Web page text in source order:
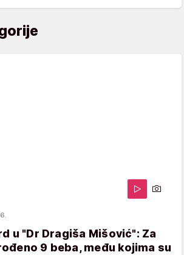
u "Dr Dragiša Mišović": Za
9 beba, među kojima su